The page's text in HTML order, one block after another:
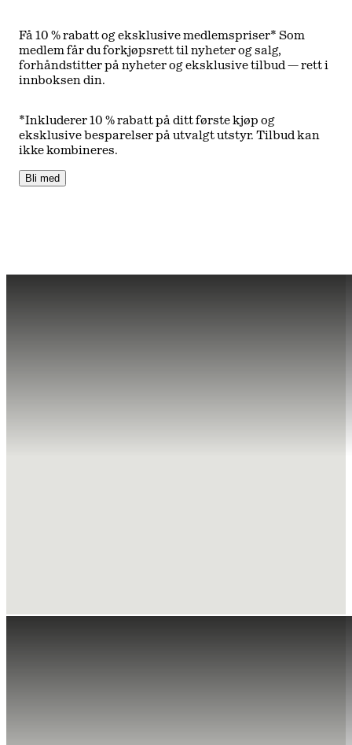
Få 10 % rabatt og eksklusive medlemspriser* Som
medlem får du forkjøpsrett til nyheter og salg,
forhåndstitter på nyheter og eksklusive tilbud — rett i
innboksen din.
*Inkluderer 10 % rabatt på ditt første kjøp og
eksklusive besparelser på utvalgt utstyr. Tilbud kan
ikke kombineres.
Bli med